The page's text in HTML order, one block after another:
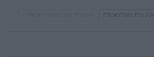
ΕΠΌΜΕΝΗ ΣΕΛΊΔΑ